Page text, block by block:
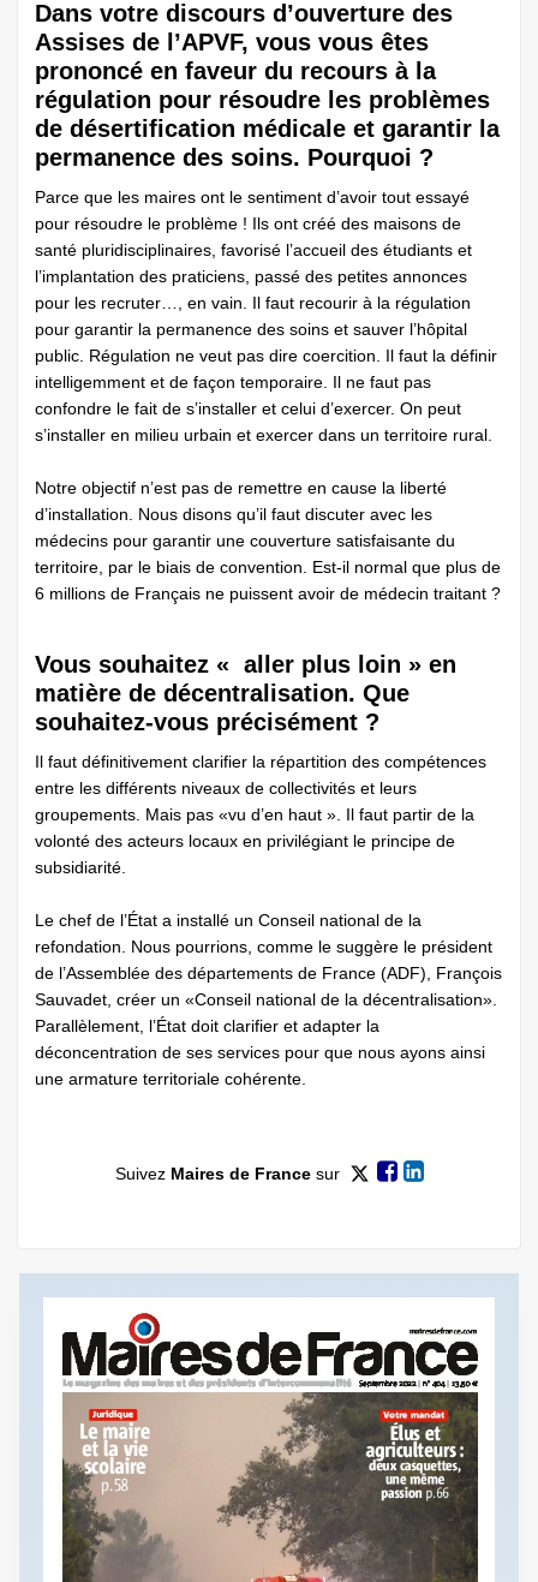
Dans votre discours d’ouverture des
Assises de l’APVF, vous vous êtes
prononcé en faveur du recours à la
régulation pour résoudre les problèmes
de désertification médicale et garantir la
permanence des soins. Pourquoi ?
Parce que les maires ont le sentiment d’avoir tout essayé
pour résoudre le problème ! Ils ont créé des maisons de
santé pluridisciplinaires, favorisé l’accueil des étudiants et
l’implantation des praticiens, passé des petites annonces
pour les recruter…, en vain. Il faut recourir à la régulation
pour garantir la permanence des soins et sauver l’hôpital
public. Régulation ne veut pas dire coercition. Il faut la définir
intelligemment et de façon temporaire. Il ne faut pas
confondre le fait de s’installer et celui d’exercer. On peut
s’installer en milieu urbain et exercer dans un territoire rural.
Notre objectif n’est pas de remettre en cause la liberté
d’installation. Nous disons qu’il faut discuter avec les
médecins pour garantir une couverture satisfaisante du
territoire, par le biais de convention. Est-il normal que plus de
6 millions de Français ne puissent avoir de médecin traitant ?
Vous souhaitez « aller plus loin » en
matière de décentralisation. Que
souhaitez-vous précisément ?
Il faut définitivement clarifier la répartition des compétences
entre les différents niveaux de collectivités et leurs
groupements. Mais pas «vu d’en haut ». Il faut partir de la
volonté des acteurs locaux en privilégiant le principe de
subsidiarité.
Le chef de l’État a installé un Conseil national de la
refondation. Nous pourrions, comme le suggère le président
de l’Assemblée des départements de France (ADF), François
Sauvadet, créer un «Conseil national de la décentralisation».
Parallèlement, l’État doit clarifier et adapter la
déconcentration de ses services pour que nous ayons ainsi
une armature territoriale cohérente.
Suivez Maires de Francesur